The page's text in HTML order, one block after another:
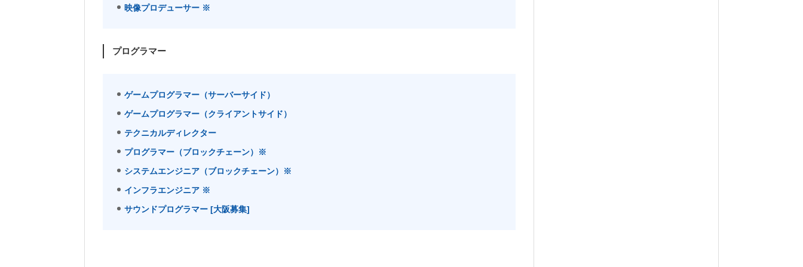
映像プロデューサー ※
プログラマー
ゲームプログラマー（サーバーサイド）
ゲームプログラマー（クライアントサイド）
テクニカルディレクター
プログラマー（ブロックチェーン）※
システムエンジニア（ブロックチェーン）※
インフラエンジニア ※
サウンドプログラマー [大阪募集]